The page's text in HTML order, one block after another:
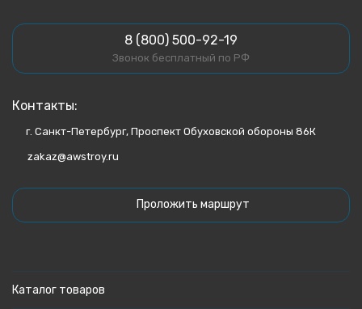
8 (800) 500-92-19
Звонок бесплатный по РФ
Контакты:
г. Санкт-Петербург, Проспект Обуховской обороны 86К
zakaz@awstroy.ru
Проложить маршрут
Каталог товаров